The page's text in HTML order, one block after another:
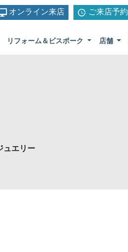
オンライン来店 ご来店予約
リフォーム＆ビスポーク 店舗
ュエリー